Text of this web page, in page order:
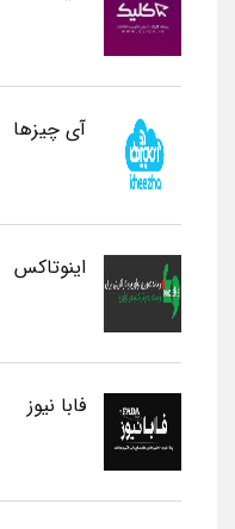
آی چیزها
اینوتاکس
فابا نیوز